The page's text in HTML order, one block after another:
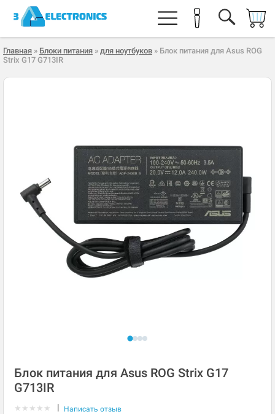
Главная » Блоки питания » для ноутбуков » Блок питания для Asus ROG
Strix G17 G713IR
Блок питания для Asus ROG Strix G17
G713IR
★ ★ ★ ★ ★ | Написать отзыв